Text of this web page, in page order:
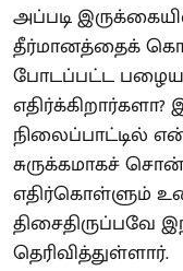
அப்படி
தீர்மானத்தைக்
போடப்பட்ட
நிலைப்பாட்டில்
சுருக்கமாகச்
எதிர்கொள்ளும்
திசைதிருப்பவே
தெரிவித்துள்ளார்.